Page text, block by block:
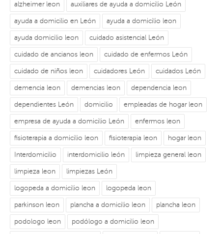
alzheimer leon auxiliares de ayuda a domicilio León
ayuda a domicilio en León ayuda a domicilio leon
ayuda domicilio leon cuidado asistencial León
cuidado de ancianos leon cuidado de enfermos León
cuidado de niños leon cuidadores León cuidados León
demencia leon demencias leon dependencia leon
dependientes León domicilio empleadas de hogar leon
empresa de ayuda a domicilio León enfermos leon
fisioterapia a domicilio leon fisioterapia leon hogar leon
Interdomicilio interdomicilio león limpieza general leon
limpieza leon limpiezas León
logopeda a domicilio leon logopeda leon
parkinson leon plancha a domicilio leon plancha leon
podologo leon podólogo a domicilio leon